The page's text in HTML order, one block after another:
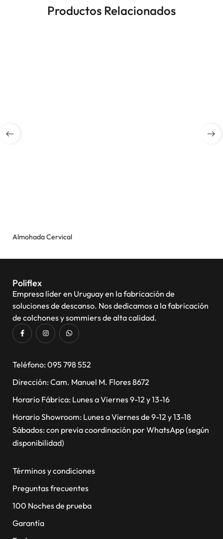
Productos Relacionados
Almohada Cervical
Poliflex
Empresa líder en Uruguay en la fabricación de
soluciones de descanso. Nos dedicamos a la fabricación
de colchones y sommiers de alta calidad.
​Teléfono: 095 798 552
Dirección: Cam. Manuel M. Flores 8672
Horario Fábrica: Lunes a Viernes 9-12 y 13-16
Horario Showroom: Lunes a Viernes de 9-12 y 13-18
Sábados: con previa coordinación por WhatsApp (según
disponibilidad)
Términos y condiciones
Preguntas frecuentes
100 Noches de prueba
Garantía